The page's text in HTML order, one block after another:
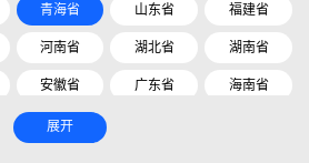
青海省 山东省 福建省
河南省 湖北省 湖南省
安徽省 广东省 海南省
云南省
展开